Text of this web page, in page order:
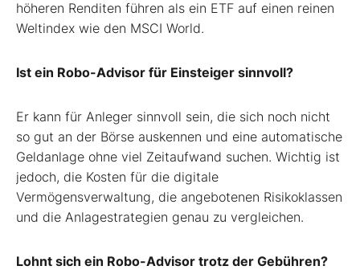
höheren Renditen führen als ein ETF auf einen reinen
Weltindex wie den MSCI World.
Ist ein Robo-Advisor für Einsteiger sinnvoll?
Er kann für Anleger sinnvoll sein, die sich noch nicht
so gut an der Börse auskennen und eine automatische
Geldanlage ohne viel Zeitaufwand suchen. Wichtig ist
jedoch, die Kosten für die digitale
Vermögensverwaltung, die angebotenen Risikoklassen
und die Anlagestrategien genau zu vergleichen.
Lohnt sich ein Robo-Advisor trotz der Gebühren?